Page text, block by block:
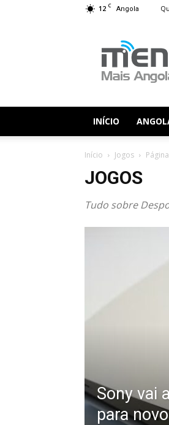
12 C Angola
INÍCIO
Início Jogos
JOGOS
Tudo sobre
Sony vai
para